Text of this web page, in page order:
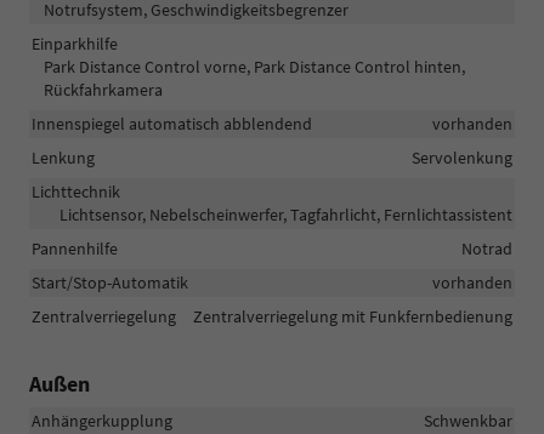
Notrufsystem, Geschwindigkeitsbegrenzer
Einparkhilfe
Park Distance Control vorne, Park Distance Control hinten,
Rückfahrkamera
Innenspiegel automatisch abblendend
vorhanden
Lenkung
Servolenkung
Lichttechnik
Lichtsensor, Nebelscheinwerfer, Tagfahrlicht, Fernlichtassistent
Pannenhilfe
Notrad
Start/Stop-Automatik
vorhanden
Zentralverriegelung
Zentralverriegelung mit Funkfernbedienung
Außen
Anhängerkupplung
Schwenkbar